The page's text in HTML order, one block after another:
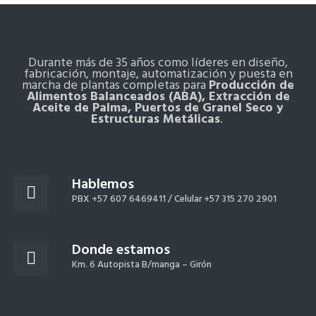
Durante más de 35 años como líderes en diseño,
fabricación, montaje, automatización y puesta en
marcha de plantas completas para Producción de
Alimentos Balanceados (ABA), Extracción de
Aceite de Palma, Puertos de Granel Seco y
Estructuras Metálicas.
Hablemos
PBX +57 607 6469411 /Celular +57 315 270 2901
Donde estamos
Km. 6 Autopista B/manga – Girón